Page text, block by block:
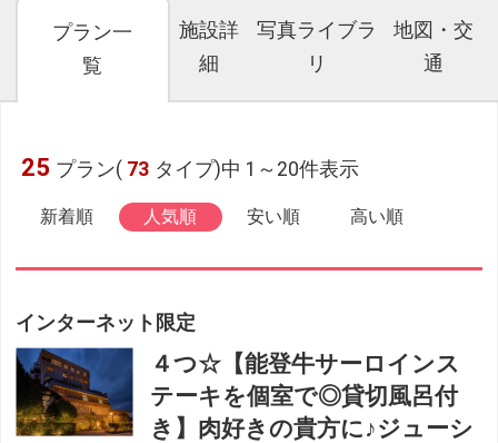
プラン一
覧
施設詳
細
写真ライブラ
リ
地図・交
通
25 プラン( 73 タイプ)中 1～20件表示
新着順 人気順 安い順 高い順
インターネット限定
４つ☆【能登牛サーロインス
テーキを個室で◎貸切風呂付
き】肉好きの貴方に♪ジューシ